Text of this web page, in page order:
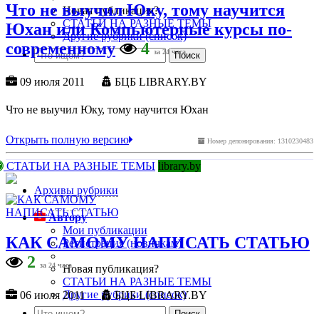
Новая публикация?
СТАТЬИ НА РАЗНЫЕ ТЕМЫ
Другие рубрики (список)
Что не выучил Юку, тому научится
Юхан или Компьютерные курсы по-
современному
4 за 24 часа
09 июля 2011 БЦБ LIBRARY.BY
Что не выучил Юку, тому научится Юхан
Номер депонирования: 1310230483
Открыть полную версию
СТАТЬИ НА РАЗНЫЕ ТЕМЫ library.by
Архивы рубрики
Автору
Мои публикации
Регистрация (новичкам)
Новая публикация?
СТАТЬИ НА РАЗНЫЕ ТЕМЫ
Другие рубрики (список)
КАК САМОМУ НАПИСАТЬ СТАТЬЮ
2
за 24 часа
06 июля 2011 БЦБ LIBRARY.BY